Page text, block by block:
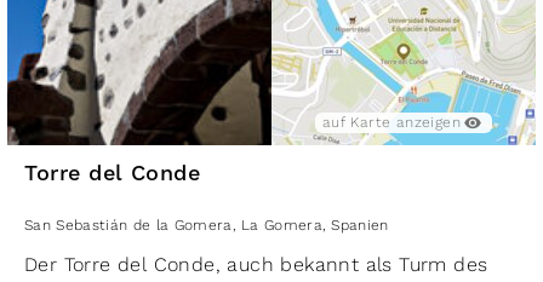
auf Karte anzeigen
Torre del Conde
San Sebastián de la Gomera La Gomera Spanien
Der Torre del Conde, auch bekannt als Turm des